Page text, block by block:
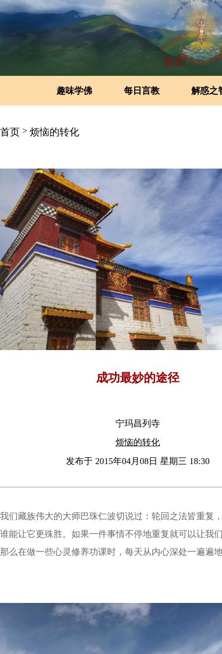
首页
趣味学佛 每日言教 解惑之
首页 > 烦恼的转化
成功最妙的途径
宁玛昌列寺
烦恼的转化
发布于 2015年04月08日 星期三 18:30
我们藏族伟大的大师巴珠仁波切说过：轮回之法皆重复
谁能让它更殊胜。如果一件事情不停地重复就可以让我
那么在做一些心灵修养功课时，每天从内心深处一遍遍